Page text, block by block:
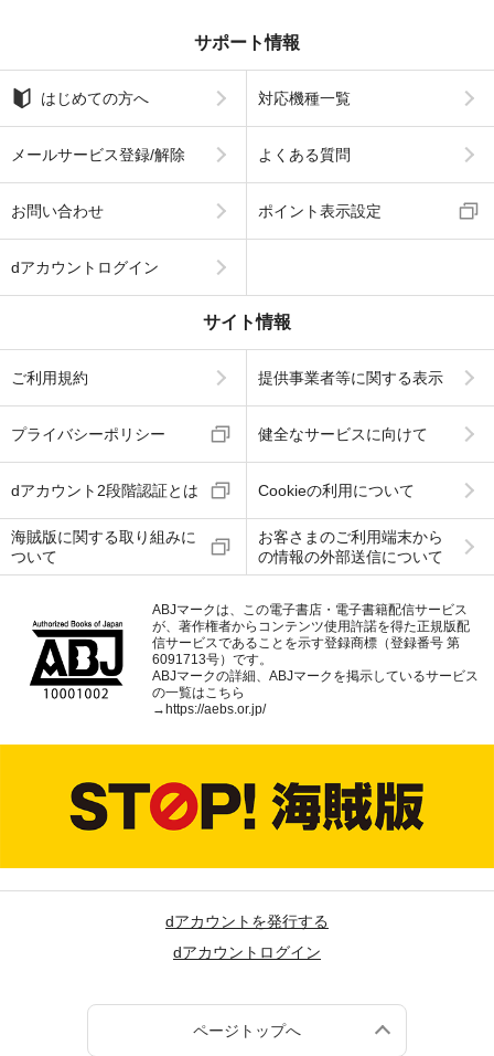
サポート情報
はじめての方へ 対応機種一覧
メールサービス登録/解除 よくある質問
お問い合わせ ポイント表示設定
dアカウントログイン
サイト情報
ご利用規約 提供事業者等に関する表示
プライバシーポリシー 健全なサービスに向けて
dアカウント2段階認証とは Cookieの利用について
海賊版に関する取り組みに
ついて
お客さまのご利用端末から
の情報の外部送信について
ABJマークは、この電子書店・電子書籍配信サービス
が、著作権者からコンテンツ使用許諾を得た正規版配
信サービスであることを示す登録商標（登録番号 第
6091713号）です。
ABJマークの詳細、ABJマークを掲示しているサービス
の一覧はこちら
→ https://aebs.or.jp/
dアカウントを発行する
dアカウントログイン
ページトップへ